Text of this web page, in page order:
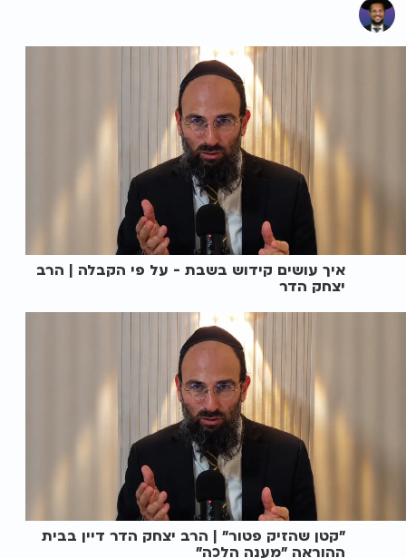
איך עושים קידוש בשבת - על פי הקבלה | הרב
יצחק הדר
"קטן שהזיק פטור" | הרב יצחק הדר דיין בבית
ההוראה "מענה הלכה"